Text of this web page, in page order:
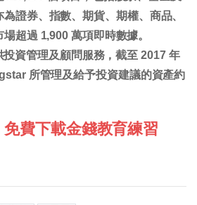
證券、指數、期貨、期權、商品、
超過 1,900 萬項即時數據。
資管理及顧問服務，截至 2017 年
所管理及給予投資建議的資產約
費下載金錢教育練習